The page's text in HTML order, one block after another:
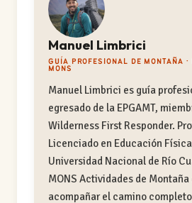
Manuel Limbrici
GUÍA PROFESIONAL DE MONTAÑA ·
MONS
Manuel Limbrici es guía
egresado de la EPGAMT,
Wilderness First Responder.
Licenciado en Educación
Universidad Nacional de Río
MONS Actividades de Montaña
acompañar el camino